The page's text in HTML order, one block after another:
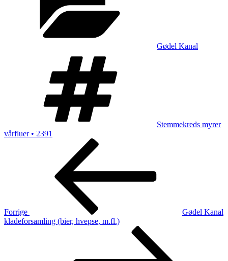
Gødel Kanal
Stemmekreds myrer
vårfluer • 2391
Indlægsnavigation
Forrige
Gødel Kanal
kladeforsamling (bier, hvepse, m.fl.)